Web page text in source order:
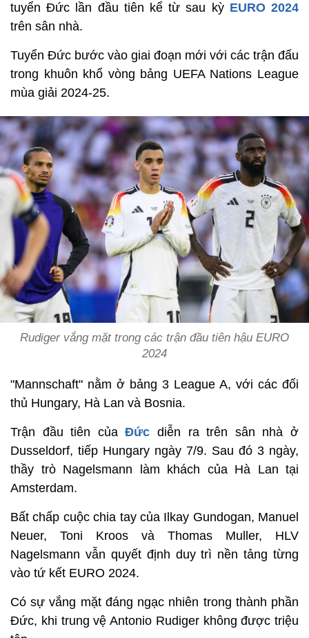
tuyển Đức lần đầu tiên kể từ sau kỳ EURO 2024
trên sân nhà.
Tuyển Đức bước vào giai đoạn mới với các trận đấu
trong khuôn khổ vòng bảng UEFA Nations League
mùa giải 2024-25.
Rudiger vắng mặt trong các trận đầu tiên hậu EURO
2024
"Mannschaft" nằm ở bảng 3 League A, với các đối
thủ Hungary, Hà Lan và Bosnia.
Trận đầu tiên củaĐức diễn ra trên sân nhà ở
Dusseldorf, tiếp Hungary ngày 7/9. Sau đó 3 ngày,
thầy trò Nagelsmann làm khách của Hà Lan tại
Amsterdam.
Bất chấp cuộc chia tay của Ilkay Gundogan, Manuel
Neuer, Toni Kroos và Thomas Muller, HLV
Nagelsmann vẫn quyết định duy trì nền tảng từng
vào tứ kết EURO 2024.
Có sự vắng mặt đáng ngạc nhiên trong thành phần
Đức, khi trung vệ Antonio Rudiger không được triệu